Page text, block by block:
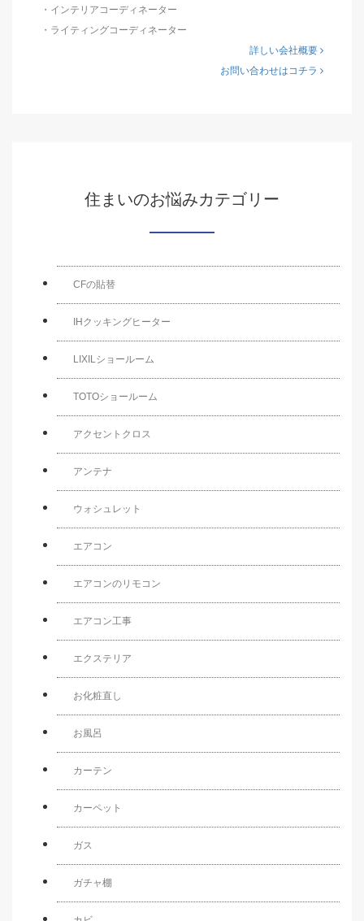
・インテリアコーディネーター
・ライティングコーディネーター
詳しい会社概要
お問い合わせはコチラ
住まいのお悩みカテゴリー
CFの貼替
IHクッキングヒーター
LIXILショールーム
TOTOショールーム
アクセントクロス
アンテナ
ウォシュレット
エアコン
エアコンのリモコン
エアコン工事
エクステリア
お化粧直し
お風呂
カーテン
カーペット
ガス
ガチャ棚